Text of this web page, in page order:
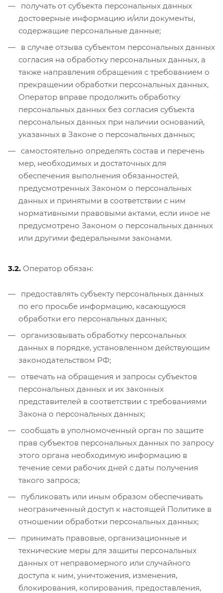
получать от субъекта персональных данных
достоверные информацию и/или документы,
содержащие персональные данные;
в случае отзыва субъектом персональных данных
согласия на обработку персональных данных, а
также направления обращения с требованием о
прекращении обработки персональных данных,
Оператор вправе продолжить обработку
персональных данных без согласия субъекта
персональных данных при наличии оснований,
указанных в Законе о персональных данных;
самостоятельно определять состав и перечень
мер, необходимых и достаточных для
обеспечения выполнения обязанностей,
предусмотренных Законом о персональных
данных и принятыми в соответствии с ним
нормативными правовыми актами, если иное не
предусмотрено Законом о персональных данных
или другими федеральными законами.
3.2. Оператор обязан:
предоставлять субъекту персональных данных
по его просьбе информацию, касающуюся
обработки его персональных данных;
организовывать обработку персональных
данных в порядке, установленном действующим
законодательством РФ;
отвечать на обращения и запросы субъектов
персональных данных и их законных
представителей в соответствии с требованиями
Закона о персональных данных;
сообщать в уполномоченный орган по защите
прав субъектов персональных данных по запросу
этого органа необходимую информацию в
течение семи рабочих дней с даты получения
такого запроса;
публиковать или иным образом обеспечивать
неограниченный доступ к настоящей Политике в
отношении обработки персональных данных;
принимать правовые, организационные и
технические меры для защиты персональных
данных от неправомерного или случайного
доступа к ним, уничтожения, изменения,
блокирования, копирования, предоставления,